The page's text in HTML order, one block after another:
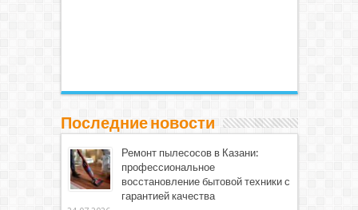
Последние новости
Ремонт пылесосов в Казани:
профессиональное
восстановление бытовой техники с
гарантией качества